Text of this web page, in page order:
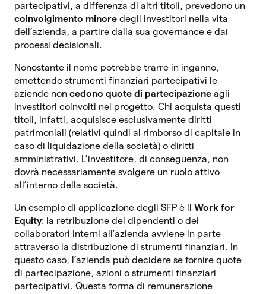
partecipativi, a differenza di altri titoli, prevedono un
coinvolgimento minore degli investitori nella vita
dell’azienda, a partire dalla sua governance e dai
processi decisionali.
Nonostante il nome potrebbe trarre in inganno,
emettendo strumenti finanziari partecipativi le
aziende non cedono quote di partecipazione agli
investitori coinvolti nel progetto. Chi acquista questi
titoli, infatti, acquisisce esclusivamente diritti
patrimoniali (relativi quindi al rimborso di capitale in
caso di liquidazione della società) o diritti
amministrativi. L’investitore, di conseguenza, non
dovrà necessariamente svolgere un ruolo attivo
all’interno della società.
Un esempio di applicazione degli SFP è il Work for
Equity: la retribuzione dei dipendenti o dei
collaboratori interni all’azienda avviene in parte
attraverso la distribuzione di strumenti finanziari. In
questo caso, l’azienda può decidere se fornire quote
di partecipazione, azioni o strumenti finanziari
partecipativi. Questa forma di remunerazione